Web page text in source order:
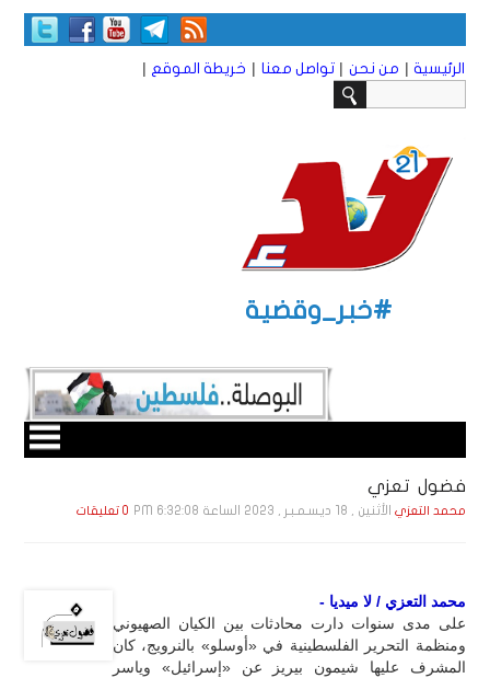
الرئيسية | من نحن | تواصل معنا | خريطة الموقع |
#خبر_وقضية
فضول تعزي
محمد التعزي الأثنين , 18 ديـسـمـبـر , 2023 الساعة 6:32:08 PM 0 تعليقات
محمد التعزي / لا ميديا -
على مدى سنوات دارت محادثات بين الكيان الصهيوني
ومنظمة التحرير الفلسطينية في «أوسلو» بالنرويج، كان
المشرف عليها شيمون بيريز عن «إسرائيل» وياسر